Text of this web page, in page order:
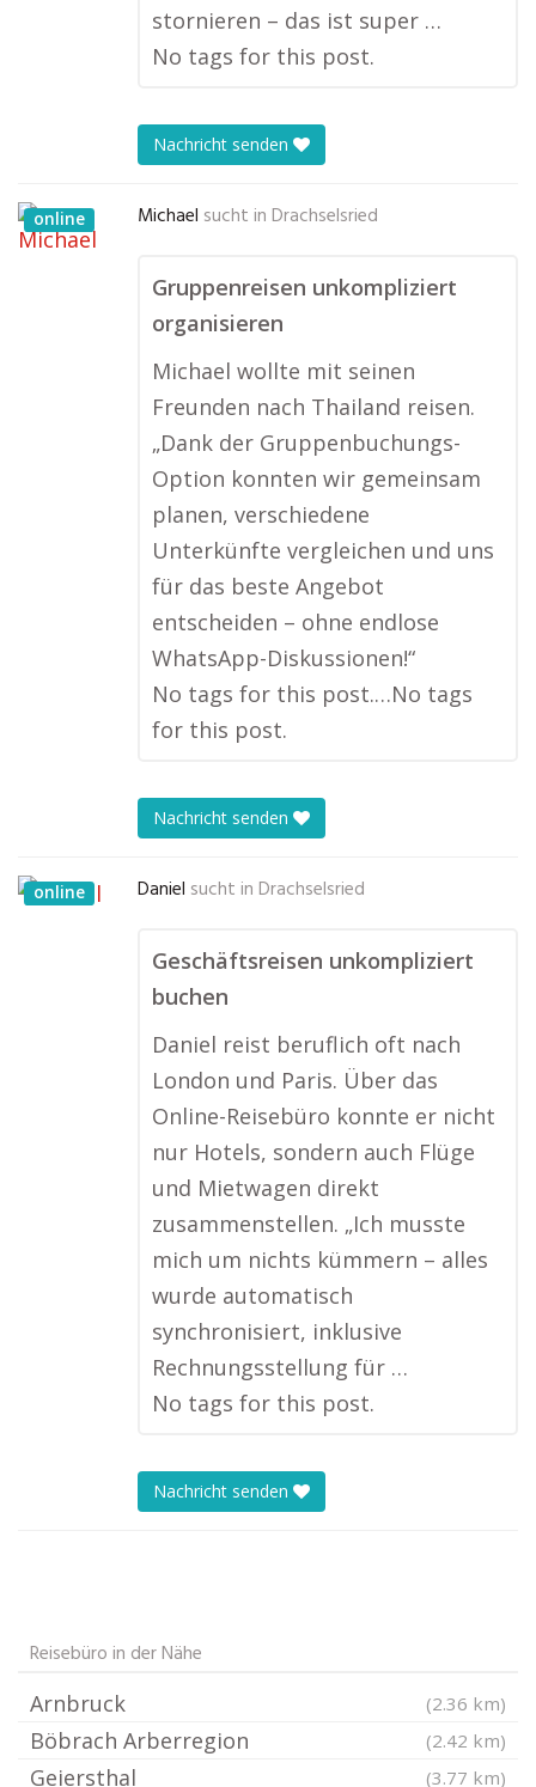
stornieren – das ist super …
No tags for this post.
Nachricht senden
online Michael sucht in Drachselsried
Gruppenreisen unkompliziert
organisieren
Michael wollte mit seinen
Freunden nach Thailand reisen.
„Dank der Gruppenbuchungs-
Option konnten wir gemeinsam
planen, verschiedene
Unterkünfte vergleichen und uns
für das beste Angebot
entscheiden – ohne endlose
WhatsApp-Diskussionen!“
No tags for this post.…No tags
for this post.
Nachricht senden
online Daniel sucht in Drachselsried
Geschäftsreisen unkompliziert
buchen
Daniel reist beruflich oft nach
London und Paris. Über das
Online-Reisebüro konnte er nicht
nur Hotels, sondern auch Flüge
und Mietwagen direkt
zusammenstellen. „Ich musste
mich um nichts kümmern – alles
wurde automatisch
synchronisiert, inklusive
Rechnungsstellung für …
No tags for this post.
Nachricht senden
Reisebüro in der Nähe
Arnbruck (2.36 km)
Böbrach Arberregion (2.42 km)
Geiersthal (3.77 km)